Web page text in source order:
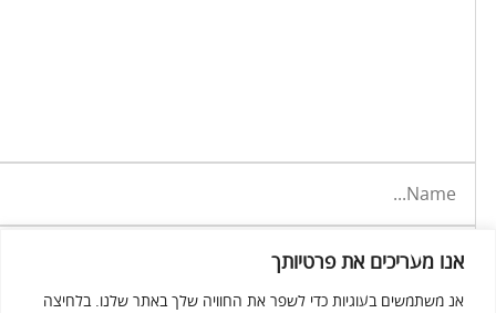
אנו מעריכים את פרטיותך
אנ משתמשים בעוגיות כדי לשפר את החוויה שלך באתר שלנו. בלחיצה